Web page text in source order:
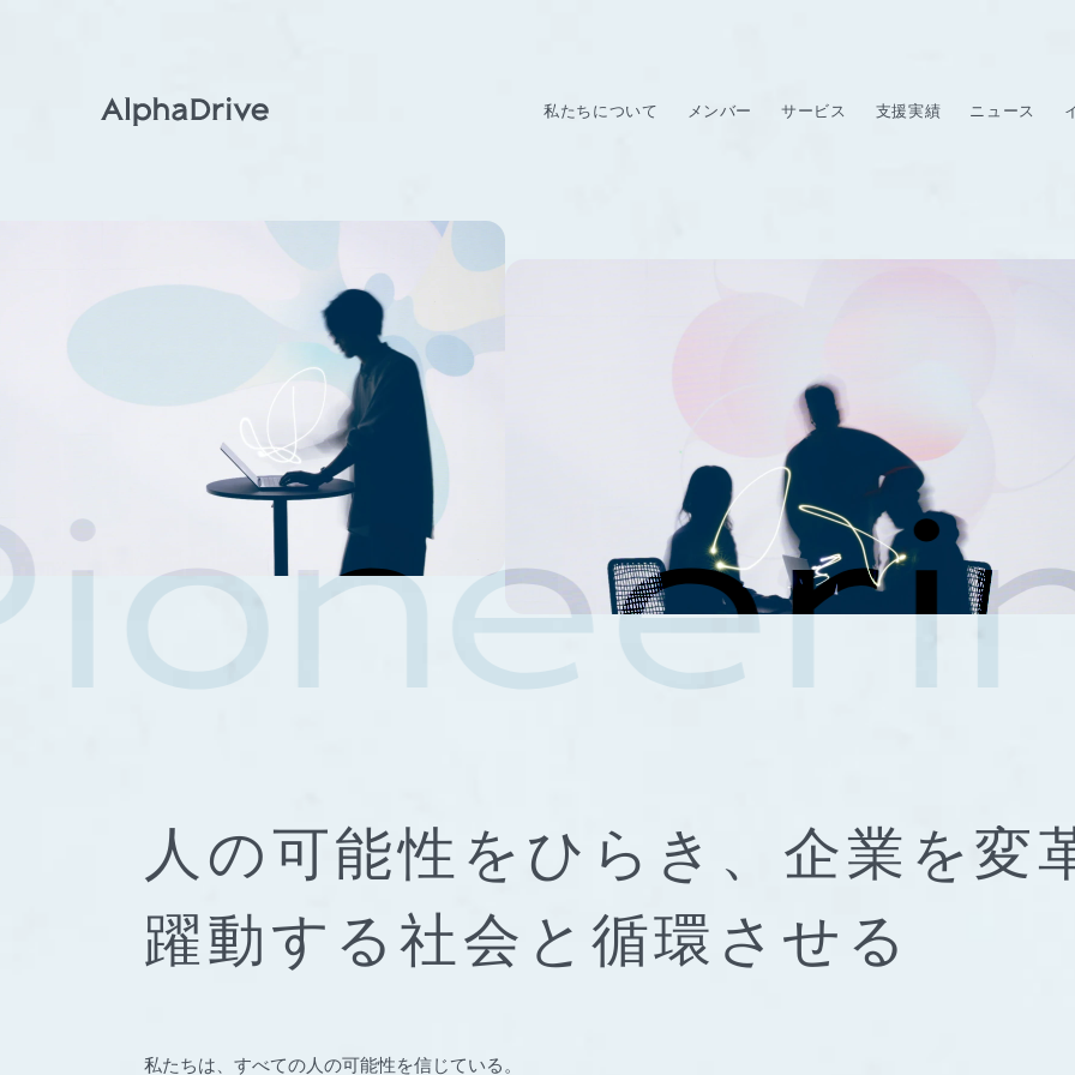
私たちについて メンバー サービス 支援実績 ニュース
人の可能性をひらき、 企業を変
躍動する社会と 循環させる
私たちは、すべての人の可能性を信じている。